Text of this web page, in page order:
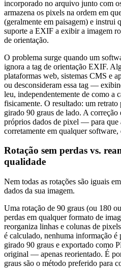
incorporado no arquivo junto com
armazena os pixels na ordem em
(geralmente em paisagem) e instrui
suporte a EXIF a exibir a imagem
de orientação.
O problema surge quando um
ignora a tag de orientação EXIF.
plataformas web, sistemas CMS e
ou desconsideram essa tag —
leu, independentemente de como a
fisicamente. O resultado: um retrato
girado 90 graus de lado. A
próprios dados de pixel — para que
corretamente em qualquer
Rotação sem perdas vs.
qualidade
Nem todas as rotações são iguais
dados da sua imagem.
Uma rotação de 90 graus (ou 180
perdas em qualquer formato de
reorganiza linhas e colunas de
é calculado, nenhuma informação
girado 90 graus e exportado como
original — apenas reorientado. É
graus são o método preferido para